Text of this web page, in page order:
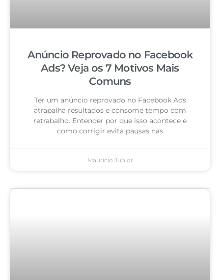
Anúncio Reprovado no Facebook
Ads? Veja os 7 Motivos Mais
Comuns
Ter um anúncio reprovado no Facebook Ads
atrapalha resultados e consome tempo com
retrabalho. Entender por que isso acontece e
como corrigir evita pausas nas
Mauricio Junior